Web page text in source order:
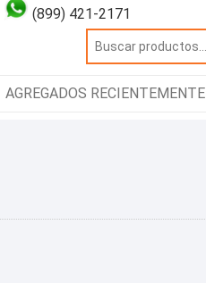
(899) 421-2171
AGREGADOS RECIENTEMENTE